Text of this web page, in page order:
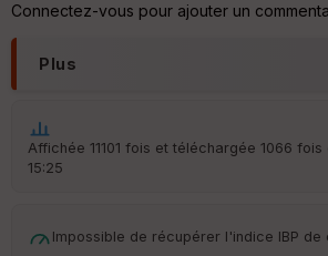
Connectez-vous pour ajouter un
Plus
Affichée 11101 fois et téléchargée 1066 fois
15:25
Impossible de récupérer l'indice IBP de